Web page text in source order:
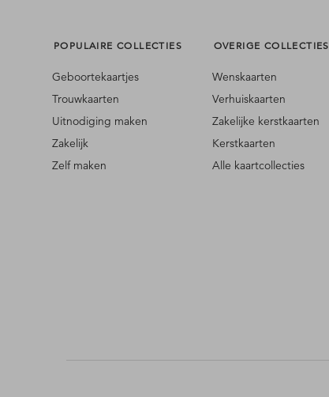
POPULAIRE COLLECTIES
Geboortekaartjes
Trouwkaarten
Uitnodiging maken
Zakelijk
Zelf maken
OVERIGE COLLECTIES
Wenskaarten
Verhuiskaarten
Zakelijke kerstkaarten
Kerstkaarten
Alle kaartcollecties